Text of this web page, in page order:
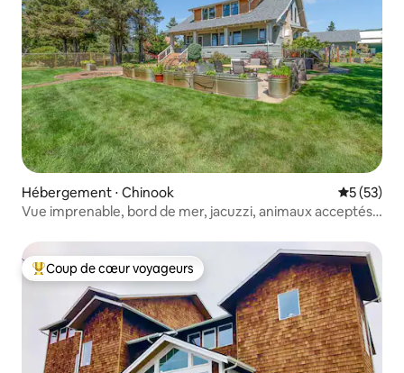
Hébergement ⋅ Chinook
5 (53)
Vue imprenable, bord de mer, jacuzzi, animaux acceptés
Coups de cœur voyageurs les plus appréciés
Coup de cœur voyageurs